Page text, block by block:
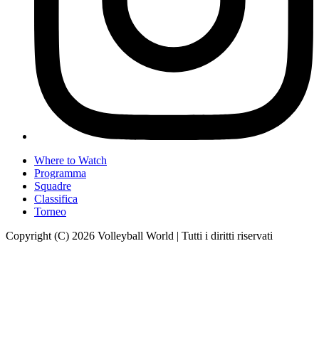
Where to Watch
Programma
Squadre
Classifica
Torneo
Copyright (C) 2026 Volleyball World | Tutti i diritti riservati